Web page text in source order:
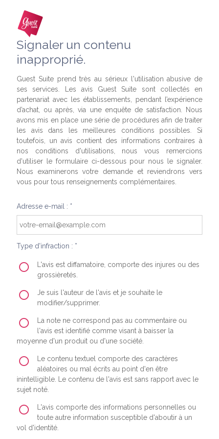
Signaler un contenu
inapproprié.
Guest Suite prend très au sérieux l'utilisation abusive de
ses services. Les avis Guest Suite sont collectés en
partenariat avec les établissements, pendant l’expérience
d’achat, ou après, via une enquête de satisfaction. Nous
avons mis en place une série de procédures afin de traiter
les avis dans les meilleures conditions possibles. Si
toutefois, un avis contient des informations contraires à
nos conditions d'utilisations, nous vous remercions
d'utiliser le formulaire ci-dessous pour nous le signaler.
Nous examinerons votre demande et reviendrons vers
vous pour tous renseignements complémentaires.
Adresse e-mail : *
Type d'infraction : *
L'avis est diffamatoire, comporte des injures ou des
grossièretés.
Je suis l'auteur de l'avis et je souhaite le
modifier/supprimer.
La note ne correspond pas au commentaire ou
l'avis est identifié comme visant à baisser la
moyenne d'un produit ou d'une société.
Le contenu textuel comporte des caractères
aléatoires ou mal écrits au point d'en être
inintelligible. Le contenu de l'avis est sans rapport avec le
sujet noté.
L'avis comporte des informations personnelles ou
toute autre information susceptible d'aboutir à un
vol d'identité.